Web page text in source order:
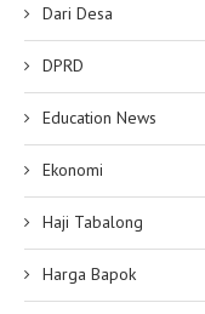
Dari Desa
DPRD
Education News
Ekonomi
Haji Tabalong
Harga Bapok